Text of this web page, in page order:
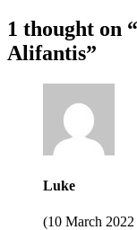
1 thought on “
Alifantis”
Luke
(10 March